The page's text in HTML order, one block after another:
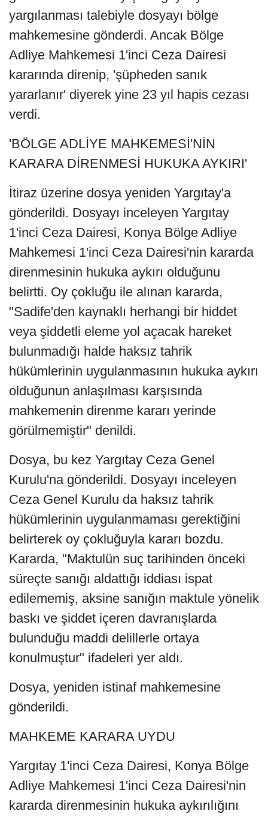
yargılanması talebiyle dosyayı bölge
mahkemesine gönderdi. Ancak Bölge
Adliye Mahkemesi 1'inci Ceza Dairesi
kararında direnip, 'şüpheden sanık
yararlanır' diyerek yine 23 yıl hapis cezası
verdi.
'BÖLGE ADLİYE MAHKEMESİ'NİN
KARARA DİRENMESİ HUKUKA AYKIRI'
İtiraz üzerine dosya yeniden Yargıtay'a
gönderildi. Dosyayı inceleyen Yargıtay
1'inci Ceza Dairesi, Konya Bölge Adliye
Mahkemesi 1'inci Ceza Dairesi'nin kararda
direnmesinin hukuka aykırı olduğunu
belirtti. Oy çokluğu ile alınan kararda,
"Sadife'den kaynaklı herhangi bir hiddet
veya şiddetli eleme yol açacak hareket
bulunmadığı halde haksız tahrik
hükümlerinin uygulanmasının hukuka aykırı
olduğunun anlaşılması karşısında
mahkemenin direnme kararı yerinde
görülmemiştir" denildi.
Dosya, bu kez Yargıtay Ceza Genel
Kurulu'na gönderildi. Dosyayı inceleyen
Ceza Genel Kurulu da haksız tahrik
hükümlerinin uygulanmaması gerektiğini
belirterek oy çokluğuyla kararı bozdu.
Kararda, "Maktulün suç tarihinden önceki
süreçte sanığı aldattığı iddiası ispat
edilememiş, aksine sanığın maktule yönelik
baskı ve şiddet içeren davranışlarda
bulunduğu maddi delillerle ortaya
konulmuştur" ifadeleri yer aldı.
Dosya, yeniden istinaf mahkemesine
gönderildi.
MAHKEME KARARA UYDU
Yargıtay 1'inci Ceza Dairesi, Konya Bölge
Adliye Mahkemesi 1'inci Ceza Dairesi'nin
kararda direnmesinin hukuka aykırılığını